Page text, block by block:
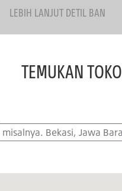
LEBIH LANJUT DETIL BAN
TEMUKAN TOKO